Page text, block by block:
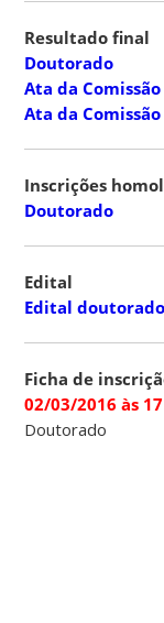
Resultado final
Doutorado
Ata da
Ata da
Inscrições
Doutorado
Edital
Edital doutorado
Ficha de
02/03/2016 às
Doutorado